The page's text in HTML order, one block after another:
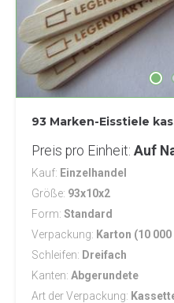
93 Marken-Eisstiele
Preis pro Einheit Auf
Kauf Einzelhandel
Größe 93x10x2
Form Standard
Verpackung
Karton (10
Schleifen
Dreifach
Kanten Abgerundete
Art der Verpackung